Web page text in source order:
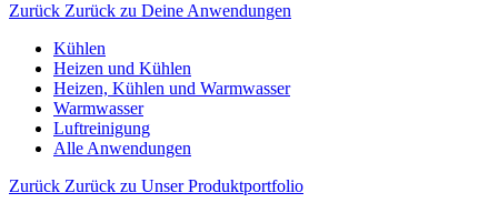
Zurück Zurück zu Deine Anwendungen
Kühlen
Heizen und Kühlen
Heizen, Kühlen und Warmwasser
Warmwasser
Luftreinigung
Alle Anwendungen
Zurück Zurück zu Unser Produktportfolio